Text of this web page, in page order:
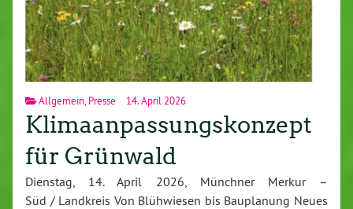
Allgemein Presse 14. April 2026
Klimaanpassungskonzept
für Grünwald
Dienstag, 14. April 2026, Münchner Merkur –
Süd / Landkreis Von Blüh­wie­sen bis Bau­pla­nung Neues